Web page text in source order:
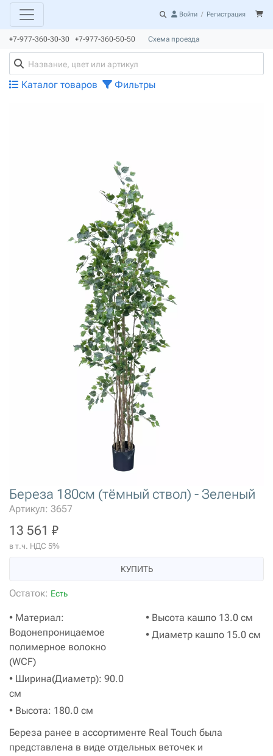
Войти / Регистрация
+7-977-360-30-30 +7-977-360-50-50 Схема проезда
Каталог товаров Фильтры
Береза 180см (тёмный ствол) - Зеленый
Артикул: 3657
13 561 ₽
в т.ч. НДС 5%
КУПИТЬ
Остаток: Есть
• Материал:
Водонепроницаемое
полимерное волокно
(WCF)
• Ширина(Диаметр): 90.0
см
• Высота: 180.0 см
• Высота кашпо 13.0 см
• Диаметр кашпо 15.0 см
Береза ранее в ассортименте Real Touch была
представлена в виде отдельных веточек и